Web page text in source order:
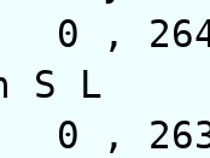
0
S L
0